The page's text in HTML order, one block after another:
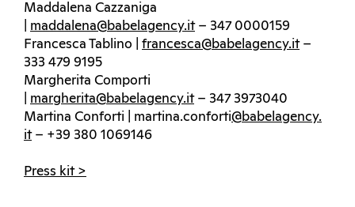
Maddalena Cazzaniga
maddalena@babelagency.it– 347 0000159
Francesca Tablino | francesca@babelagency.it–
333 479 9195
Margherita Comporti
margherita@babelagency.it– 347 3973040
Martina Conforti | martina.conforti@babelagency.
it– +39 380 1069146
Press kit >